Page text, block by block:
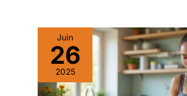
Juin
26
2025